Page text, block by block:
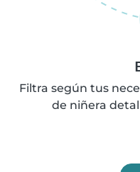
Filtra según tus
de niñera